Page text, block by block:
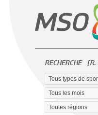
RECHERCHE [R.